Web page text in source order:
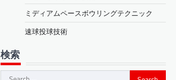
ミディアムペースボウリングテクニック
速球投球技術
検索
Search